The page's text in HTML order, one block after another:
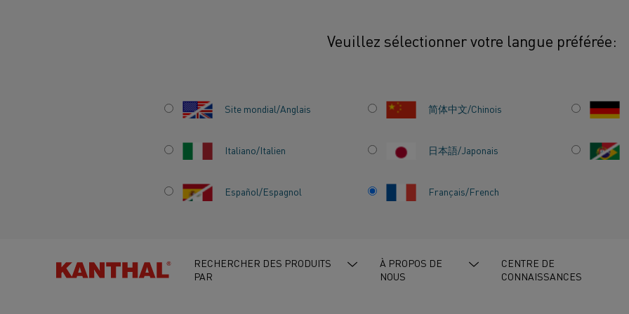
Veuillez sélectionner votre langue préférée:
Site mondial/Anglais 简体中文/Chinois
Italiano/Italien 日本語/Japonais
Español/Espagnol Français/French
RECHERCHER DES PRODUITS
PAR
À PROPOS DE
NOUS
CENTRE DE
CONNAISSANCES
Fours à longerons mobiles pour le préchauffage des billettes
FOURS À LONGERONS
MOBILES POUR LE
PRÉCHAUFFAGE DES
longerons mobiles,
préchauffage des
méconnaissance